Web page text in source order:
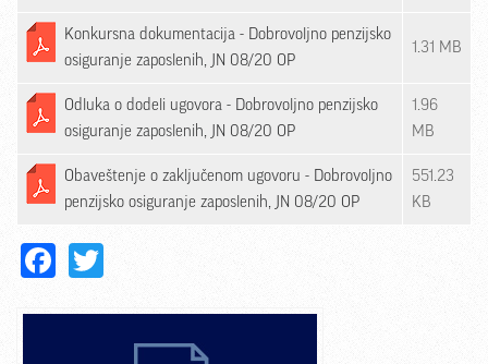
Konkursna dokumentacija - Dobrovoljno penzijsko
osiguranje zaposlenih, JN 08/20 OP
1.31 MB
Odluka o dodeli ugovora - Dobrovoljno penzijsko
osiguranje zaposlenih, JN 08/20 OP
1.96
MB
Obaveštenje o zaključenom ugovoru - Dobrovoljno
penzijsko osiguranje zaposlenih, JN 08/20 OP
551.23
KB
Facebook